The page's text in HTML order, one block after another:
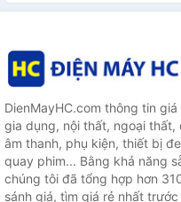
DienMayHC.com thông tin
gia dụng, nội thất, ngoại
âm thanh, phụ kiện, thiết bị
quay phim... Bằng khả năng
chúng tôi đã tổng hợp hơn
sánh giá, tìm giá rẻ nhất trước